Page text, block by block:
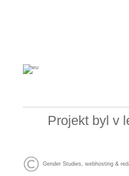
Projekt byl v
Gender Studies, webhosting &